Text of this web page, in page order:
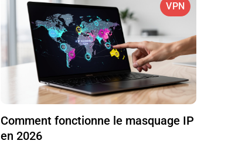
VPN
Comment fonctionne le masquage IP
en 2026